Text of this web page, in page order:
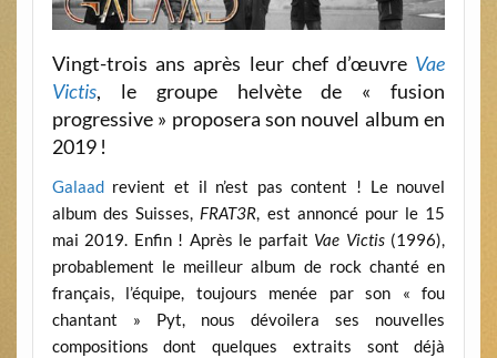
Vingt-trois ans après leur chef d’œuvre Vae
Victis, le groupe helvète de « fusion
progressive » proposera son nouvel album en
2019 !
Galaadrevient et il n’est pas content ! Le nouvel
album des Suisses, FRAT3R, est annoncé pour le 15
mai 2019. Enfin ! Après le parfait Vae Victis (1996),
probablement le meilleur album de rock chanté en
français, l’équipe, toujours menée par son « fou
chantant » Pyt, nous dévoilera ses nouvelles
compositions dont quelques extraits sont déjà